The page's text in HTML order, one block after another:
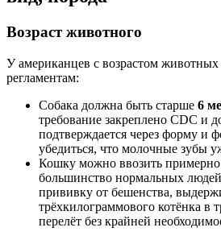
Возраст животного
У американцев с возрастом
регламентам:
Собака должна быть старше 6
требование закреплено CDC и
подтверждается через форму и
убедиться, что молочные зубы
Кошку можно ввозить примерно
большинство нормальных
прививку от бешенства,
трёхкилограммового котёнка в
перелёт без крайней